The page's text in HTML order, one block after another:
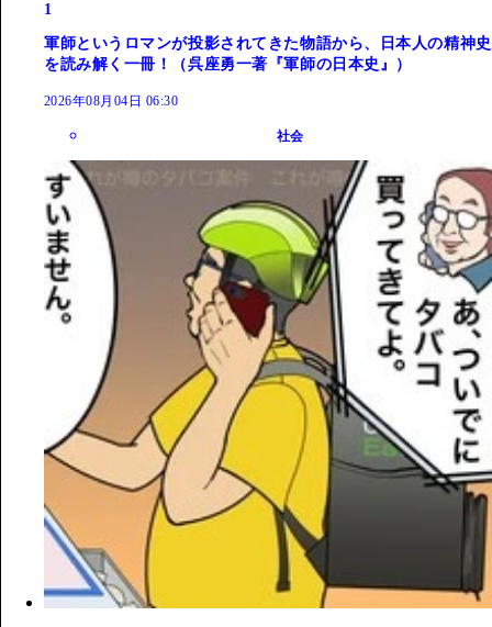
1
軍師というロマンが投影されてきた物語から、日本人の精神史
を読み解く一冊！（呉座勇一著『軍師の日本史』）
2026年08月04日 06:30
社会